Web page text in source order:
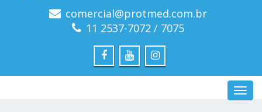
comercial@protmed.com.br
11 2537-7072 / 7075